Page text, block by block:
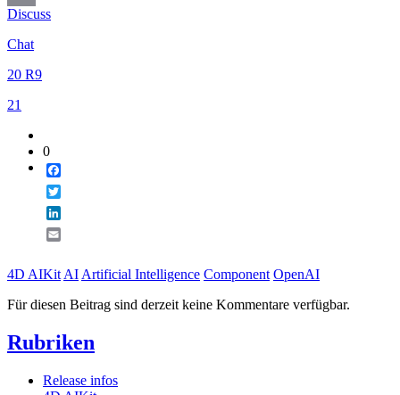
Email
Discuss
Chat
20 R9
21
0
4D AIKit AI Artificial Intelligence Component OpenAI
Für diesen Beitrag sind derzeit keine Kommentare verfügbar.
Rubriken
Release infos